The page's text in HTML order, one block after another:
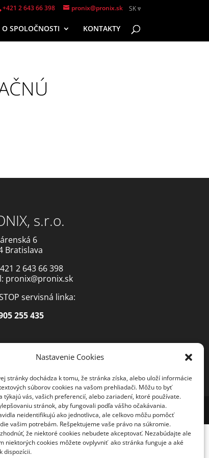
Nastavenie Cookies
stránky dochádza k tomu, že stránka získa, alebo uloží informácie
súborov cookies na vašom prehliadači. Môžu to byť
týkajú vás, vašich preferencií, alebo zariadení, ktoré používate.
stránok, aby fungovali podľa vášho očakávania.
neidentifikujú ako jednotlivca, ale celkovo môžu pomôcť
vašim potrebám. Rešpektujeme vaše právo na súkromie.
že niektoré cookies nebudete akceptovať. Nezabúdajte ale
niektorých cookies môžete ovplyvniť ako stránka funguje a aké
dispozícii.
+421 2 643 66 398 pronix@pronix.sk SK
EN
O SPOLOČNOSTI KONTAKTY
s.r.o.
6
Bratislava
2 643 66 398
pronix@pronix.sk
servisná linka:
255 435